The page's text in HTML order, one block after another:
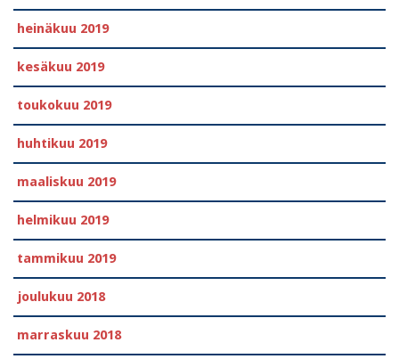
heinäkuu 2019
kesäkuu 2019
toukokuu 2019
huhtikuu 2019
maaliskuu 2019
helmikuu 2019
tammikuu 2019
joulukuu 2018
marraskuu 2018